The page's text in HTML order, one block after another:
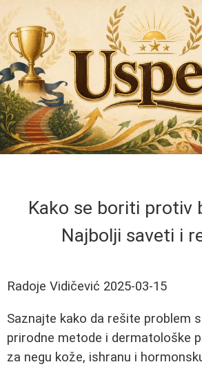
Kako se boriti protiv
Najbolji saveti i
Radoje Vidičević 2025-03-15
Saznajte kako da rešite problem
prirodne metode i dermatološke
za negu kože, ishranu i